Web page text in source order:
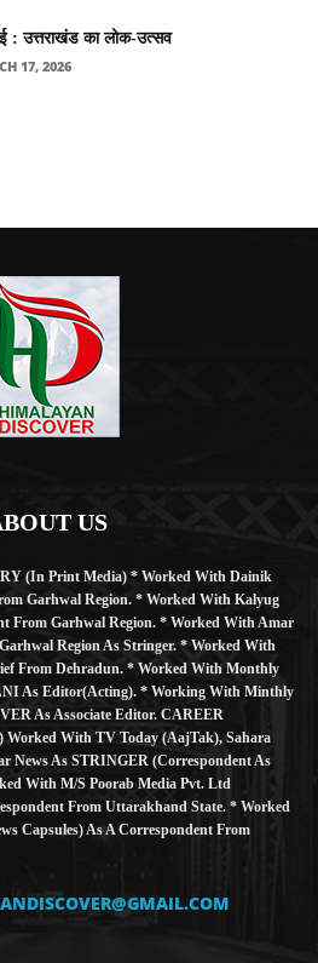
: उत्तराखंड का लोक-उत्सव
17, 2026
US
(in Print Media) * Worked With Dainik
Garhwal Region. * Worked With Kalyug
From Garhwal Region. * Worked With Amar
Region As Stringer. * Worked With
From Dehradun. * Worked With Monthly
As Editor(Acting). * Working With Minthly
As Associate Editor. CAREER
With TV Today (AajTak), Sahara
News As STRINGER (Correspondent As
With M/S Poorab Media Pvt. Ltd
From Uttarakhand State. * Worked
Capsules) As A Correspondent From